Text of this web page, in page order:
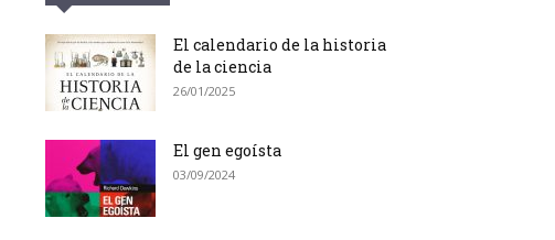
El calendario de la historia
de la ciencia
26/01/2025
El gen egoísta
03/09/2024